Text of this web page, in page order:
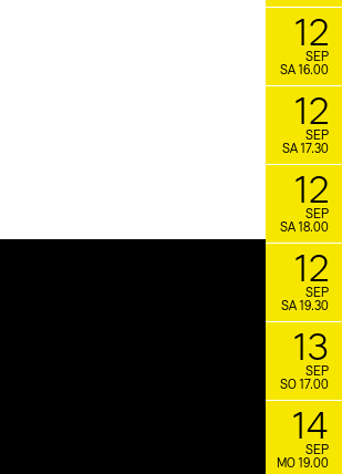
12
SEP
SA 16.00
12
SEP
SA 17.30
12
SEP
SA 18.00
12
SEP
SA 19.30
13
SEP
SO 17.00
14
SEP
MO 19.00